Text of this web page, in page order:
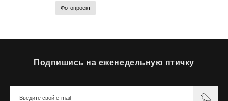
Фотопроект
Подпишись на еженедельную птичку